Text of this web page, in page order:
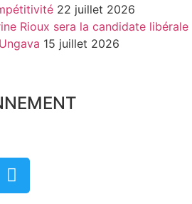
22 juillet 2026
Rioux sera la candidate libérale
15 juillet 2026